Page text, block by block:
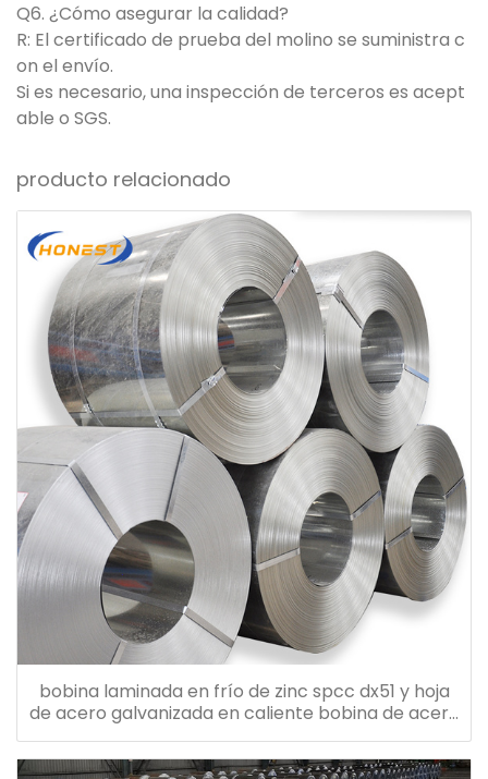
Q6. ¿Cómo asegurar la calidad?
R: El certificado de prueba del molino se suministra c
on el envío.
Si es necesario, una inspección de terceros es acept
able o SGS.
producto relacionado
bobina laminada en frío de zinc spcc dx51 y hoja
de acero galvanizada en caliente bobina de acero
galvanizado